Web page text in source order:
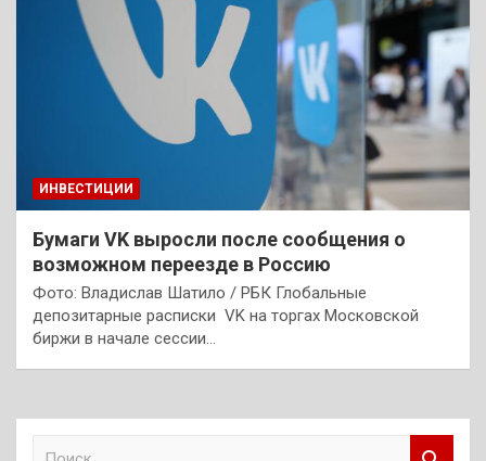
ИНВЕСТИЦИИ
Бумаги VK выросли после сообщения о
возможном переезде в Россию
Фото: Владислав Шатило / РБК Глобальные
депозитарные расписки VK на торгах Московской
биржи в начале сессии…